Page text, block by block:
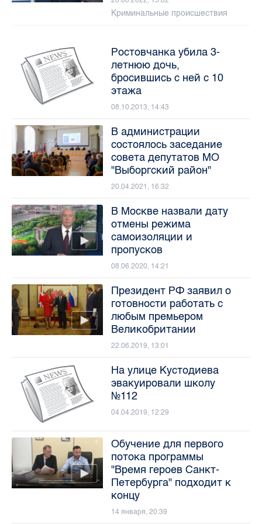
Криминальные происшествия
Ростовчанка убила 3-
летнюю дочь,
бросившись с ней с 10
этажа
08.10.2013, 14:43
В администрации
состоялось заседание
совета депутатов МО
"Выборгский район"
20.04.2021, 16:32
В Москве назвали дату
отмены режима
самоизоляции и
пропусков
08.06.2020, 14:21
Президент РФ заявил о
готовности работать с
любым премьером
Великобритании
22.06.2019, 13:01
На улице Кустодиева
эвакуировали школу
№112
04.04.2019, 12:29
Обучение для первого
потока программы
"Время героев Санкт-
Петербурга" подходит к
концу
14 января, 20:39